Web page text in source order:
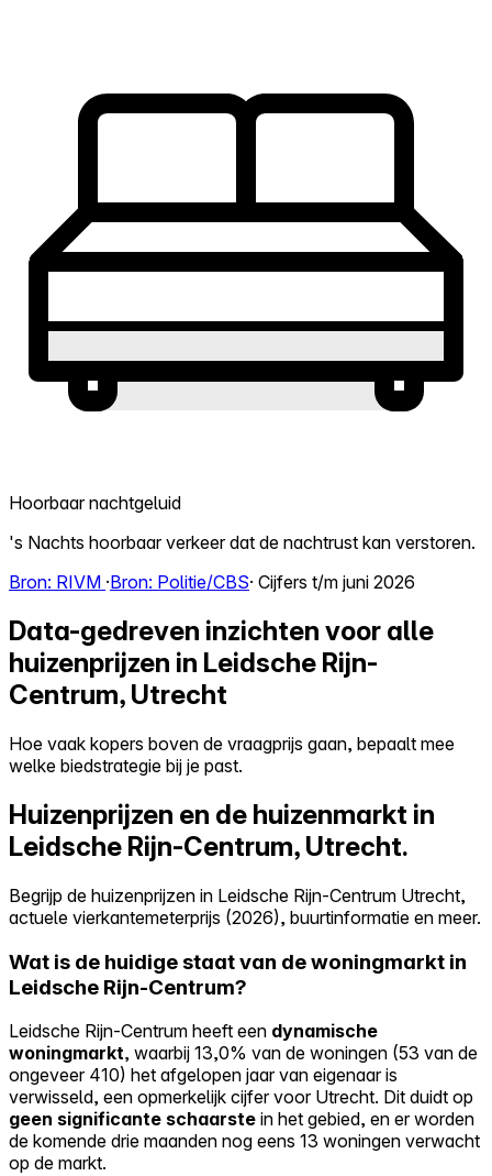
Hoorbaar nachtgeluid
's Nachts hoorbaar verkeer dat de nachtrust kan verstoren.
Bron: RIVM ·Bron: Politie/CBS· Cijfers t/m juni 2026
Data-gedreven inzichten voor alle
huizenprijzen in Leidsche Rijn-
Centrum, Utrecht
Hoe vaak kopers boven de vraagprijs gaan, bepaalt mee
welke biedstrategie bij je past.
Huizenprijzen en de huizenmarkt in
Leidsche Rijn-Centrum, Utrecht.
Begrijp de huizenprijzen in Leidsche Rijn-Centrum Utrecht,
actuele vierkantemeterprijs (2026), buurtinformatie en meer.
Wat is de huidige staat van de woningmarkt in
Leidsche Rijn-Centrum?
Leidsche Rijn-Centrum heeft een dynamische
woningmarkt, waarbij 13,0% van de woningen (53 van de
ongeveer 410) het afgelopen jaar van eigenaar is
verwisseld, een opmerkelijk cijfer voor Utrecht. Dit duidt op
geen significante schaarste in het gebied, en er worden
de komende drie maanden nog eens 13 woningen verwacht
op de markt.